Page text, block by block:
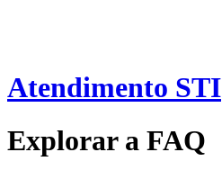
Atendimento STI
Explorar a FAQ